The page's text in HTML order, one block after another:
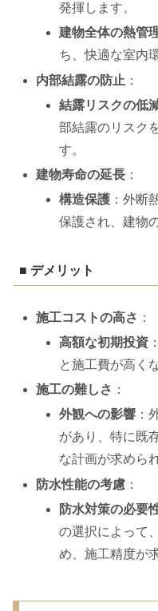
発揮します。
建物全体の熱管
ち、快適な室内
内部結露の防止 ：
結露リスクの低
部結露のリスク
す。
建物寿命の延長 ：
構造保護 ：外断
保護され、建物
■ デメリット
施工コストの高さ ：
高額な初期投資
と施工費が高く
施工の難しさ ：
外観への影響 ：
があり、特に既
な計画が求めら
防水性能の考慮 ：
防水対策の必要
の選択によって
め、施工精度が